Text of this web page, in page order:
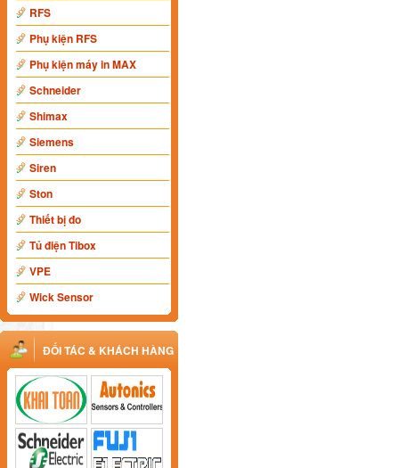
RFS
Phụ kiện RFS
Phụ kiện máy in MAX
Schneider
Shimax
Siemens
Siren
Ston
Thiết bị đo
Tủ điện Tibox
VPE
Wick Sensor
ĐỐI TÁC & KHÁCH HÀNG